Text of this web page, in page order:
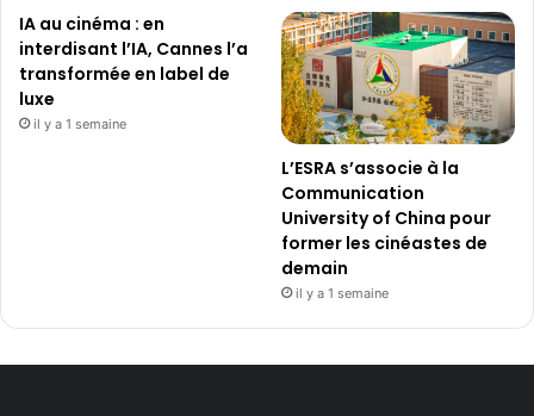
IA au cinéma : en
interdisant l’IA, Cannes l’a
transformée en label de
luxe
il y a 1 semaine
L’ESRA s’associe à la
Communication
University of China pour
former les cinéastes de
demain
il y a 1 semaine